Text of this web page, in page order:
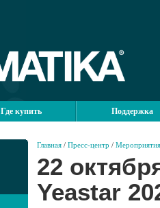
Где купить Поддержка
Главная / Пресс-центр / Мероприятия
22
Yeastar